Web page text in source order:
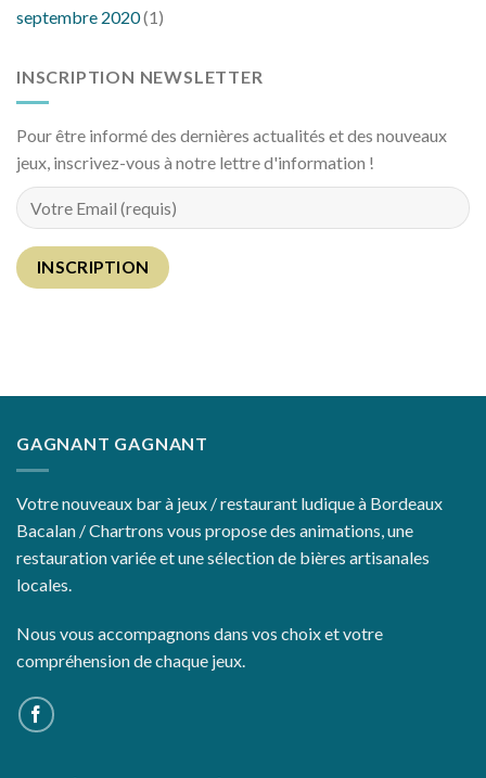
septembre 2020(1)
INSCRIPTION NEWSLETTER
Pour être informé des dernières actualités et des nouveaux
jeux, inscrivez-vous à notre lettre d'information !
GAGNANT GAGNANT
Votre nouveaux bar à jeux / restaurant ludique à Bordeaux
Bacalan / Chartrons vous propose des animations, une
restauration variée et une sélection de bières artisanales
locales.
Nous vous accompagnons dans vos choix et votre
compréhension de chaque jeux.